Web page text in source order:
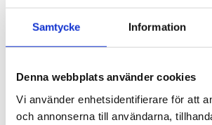
Samtycke Information
Denna webbplats använder cookies
Vi använder enhetsidentifierare för att
och annonserna till användarna,
Med Disco blir du mobilt
friheten att transportera dig vart
Cykeln är särskilt känd för dess
hållbarhet och enormt bra